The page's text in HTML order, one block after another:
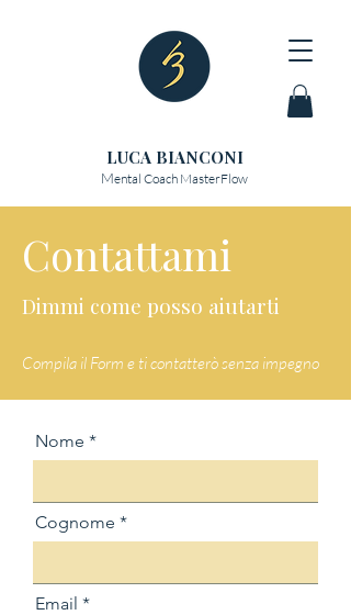
LUCA BIANCONI
Mental Coach MasterFlow
Contattami
Dimmi come posso aiutarti
Compila il Form e ti contatterò senza impegno
Nome
Cognome
Email